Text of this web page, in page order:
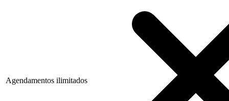
Agendamentos ilimitados